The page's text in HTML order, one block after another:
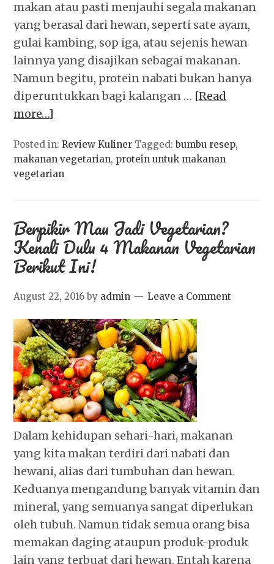
makan atau pasti menjauhi segala makanan
yang berasal dari hewan, seperti sate ayam,
gulai kambing, sop iga, atau sejenis hewan
lainnya yang disajikan sebagai makanan.
Namun begitu, protein nabati bukan hanya
diperuntukkan bagi kalangan … [Read
more…]
Posted in:Review Kuliner Tagged:bumbu resep,
makanan vegetarian, protein untuk makanan
vegetarian
Berpikir Mau Jadi Vegetarian?
Kenali Dulu 4 Makanan Vegetarian
Berikut Ini!
August 22, 2016 by admin Leave a Comment
Dalam kehidupan sehari-hari, makanan
yang kita makan terdiri dari nabati dan
hewani, alias dari tumbuhan dan hewan.
Keduanya mengandung banyak vitamin dan
mineral, yang semuanya sangat diperlukan
oleh tubuh. Namun tidak semua orang bisa
memakan daging ataupun produk-produk
lain yang terbuat dari hewan. Entah karena